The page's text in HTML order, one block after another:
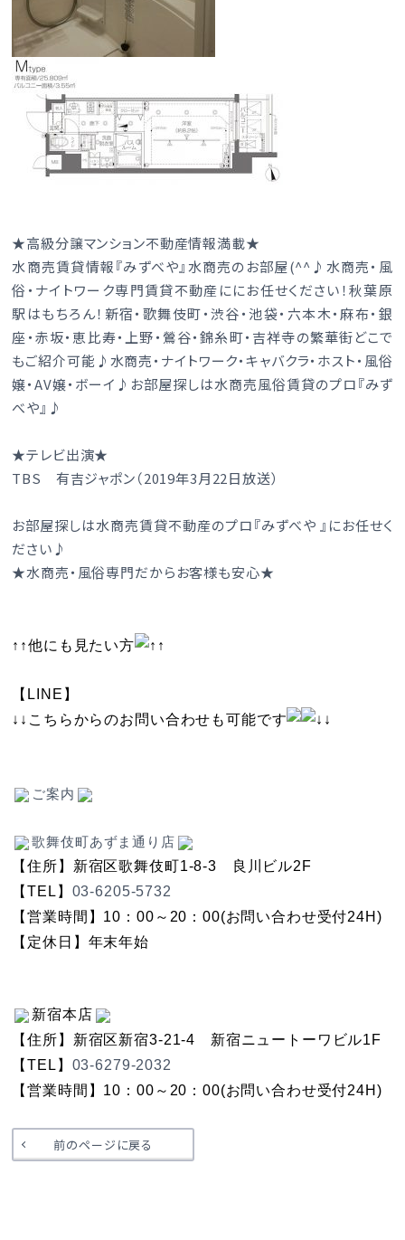
★高級分譲マンション不動産情報満載★
水商売賃貸情報『みずべや』水商売のお部屋(^^♪水商売・風
俗・ナイトワーク専門賃貸不動産ににお任せください！秋葉原
駅はもちろん！新宿・歌舞伎町・渋谷・池袋・六本木・麻布・銀
座・赤坂・恵比寿・上野・鶯谷・錦糸町・吉祥寺の繁華街どこで
もご紹介可能♪水商売・ナイトワーク・キャバクラ・ホスト・風俗
嬢・AV嬢・ボーイ♪お部屋探しは水商売風俗賃貸のプロ『みず
べや』♪
★テレビ出演★
TBS 有吉ジャポン（2019年3月22日放送）
お部屋探しは水商売賃貸不動産のプロ『みずべや 』にお任せく
ださい♪
★水商売・風俗専門だからお客様も安心★
↑↑他にも見たい方 ↑↑
【LINE】
↓↓こちらからのお問い合わせも可能です
↓↓
ご案内
歌舞伎町あずま通り店
【住所】新宿区歌舞伎町1-8-3 良川ビル2F
【TEL】 03-6205-5732
【営業時間】10：00～20：00(お問い合わせ受付24H)
【定休日】年末年始
新宿本店
【住所】新宿区新宿3-21-4 新宿ニュートーワビル1F
【TEL】 03-6279-2032
【営業時間】10：00～20：00(お問い合わせ受付24H)
前のページに戻る